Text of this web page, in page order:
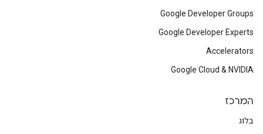
Google Developer Groups
Google Developer Experts
Accelerators
Google Cloud & NVIDIA
המרכז
בלוג